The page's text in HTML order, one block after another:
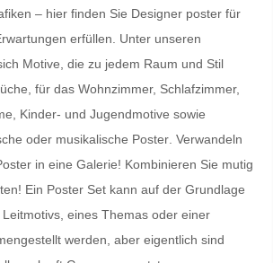
– hier finden Sie Designer poster für
erfüllen. Unter unseren
Motive, die zu jedem Raum und Stil
, für das Wohnzimmer, Schlafzimmer,
Kinder- und Jugendmotive sowie
oder musikalische Poster. Verwandeln
in eine Galerie! Kombinieren Sie mutig
Ein Poster Set kann auf der Grundlage
eines Themas oder einer
werden, aber eigentlich sind